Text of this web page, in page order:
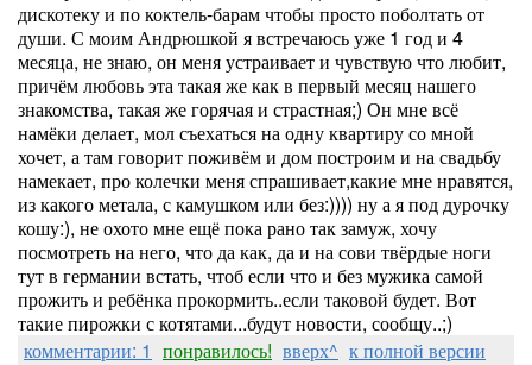
дискотеку и по коктель-барам чтобы просто поболтать от
души. С моим Андрюшкой я встречаюсь уже 1 год и 4
месяца, не знаю, он меня устраивает и чувствую что любит,
причём любовь эта такая же как в первый месяц нашего
знакомства, такая же горячая и страстная;) Он мне всё
намёки делает, мол съехаться на одну квартиру со мной
хочет, а там говорит поживём и дом построим и на свадьбу
намекает, про колечки меня спрашивает,какие мне нравятся,
из какого метала, с камушком или без:)))) ну а я под дурочку
кошу:), не охото мне ещё пока рано так замуж, хочу
посмотреть на него, что да как, да и на сови твёрдые ноги
тут в германии встать, чтоб если что и без мужика самой
прожить и ребёнка прокормить..если таковой будет. Вот
такие пирожки с котятами...будут новости, сообщу..;)
комментарии: 1 понравилось! вверх^ к полной версии